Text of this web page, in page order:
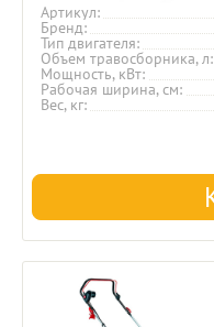
Артикул
Бренд
Тип двигателя
Объем травосборника, л
Мощность, кВт
Рабочая ширина, см
Вес, кг